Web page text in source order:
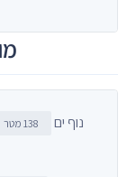
נוף ים 138 מטר